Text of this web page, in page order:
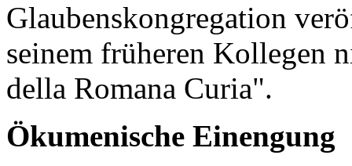
Glaubenskongregation
seinem früheren Kollegen
della Romana Curia".
Ökumenische Einengung